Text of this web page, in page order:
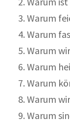
Warum
Warum
Warum
Warum
Warum
Warum
Warum